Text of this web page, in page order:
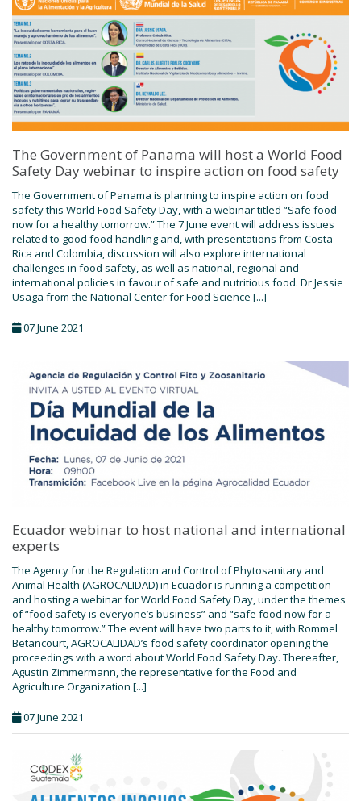
The Government of Panama will host a World Food
Safety Day webinar to inspire action on food safety
The Government of Panama is planning to inspire action on food
safety this World Food Safety Day, with a webinar titled “Safe food
now for a healthy tomorrow.” The 7 June event will address issues
related to good food handling and, with presentations from Costa
Rica and Colombia, discussion will also explore international
challenges in food safety, as well as national, regional and
international policies in favour of safe and nutritious food. Dr Jessie
Usaga from the National Center for Food Science [...]
07 June 2021
Ecuador webinar to host national and international
experts
The Agency for the Regulation and Control of Phytosanitary and
Animal Health (AGROCALIDAD) in Ecuador is running a competition
and hosting a webinar for World Food Safety Day, under the themes
of “food safety is everyone’s business” and “safe food now for a
healthy tomorrow.” The event will have two parts to it, with Rommel
Betancourt, AGROCALIDAD’s food safety coordinator opening the
proceedings with a word about World Food Safety Day. Thereafter,
Agustin Zimmermann, the representative for the Food and
Agriculture Organization [...]
07 June 2021